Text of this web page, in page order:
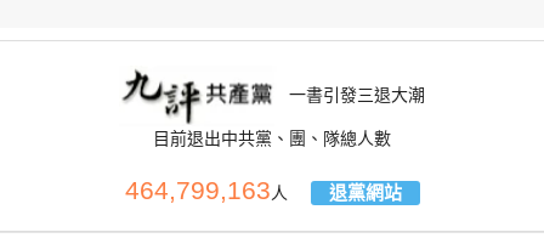
一書引發三退大潮
目前退出中共黨、團、隊總人數
464,799,163人 退黨網站